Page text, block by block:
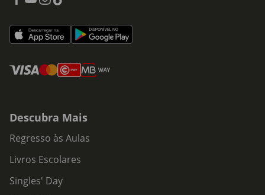
Descubra Mais
Regresso às Aulas
Livros Escolares
Singles' Day